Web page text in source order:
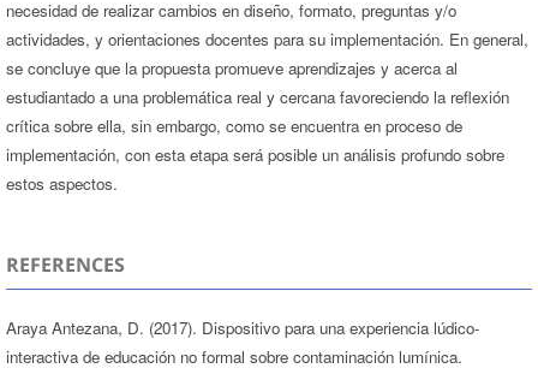
necesidad de realizar cambios en diseño, formato, preguntas y/o
actividades, y orientaciones docentes para su implementación. En general,
se concluye que la propuesta promueve aprendizajes y acerca al
estudiantado a una problemática real y cercana favoreciendo la reflexión
crítica sobre ella, sin embargo, como se encuentra en proceso de
implementación, con esta etapa será posible un análisis profundo sobre
estos aspectos.
REFERENCES
Araya Antezana, D. (2017). Dispositivo para una experiencia lúdico-
interactiva de educación no formal sobre contaminación lumínica.